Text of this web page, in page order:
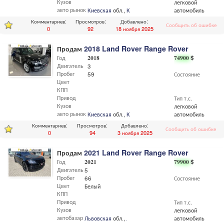
легковой
автомобиль
Кузов
авто рынокКиевская обл.,Киев
Комментариев:
0
Просмотров:
92
Добавлено:
18 ноября 2025
Сообщить об ошибке
Продам 2018 Land Rover Range Rover
74900$
Состояние
Тип т.с.
легковой
автомобиль
Год
Двигатель
Пробег
Цвет
КПП
Привод
Кузов
авто рынок
2018
3
59
Киевская обл.,Киев
Комментариев:
0
Просмотров:
94
Добавлено:
3 ноября 2025
Сообщить об ошибке
Продам 2021 Land Rover Range Rover
79900$
Состояние
Тип т.с.
легковой
автомобиль
Год
Двигатель
Пробег
Цвет
КПП
Привод
Кузов
автобазар
2021
5
66
Белый
Львовская обл.,Львов